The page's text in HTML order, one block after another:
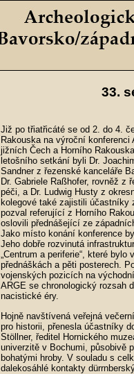
33.
Již po třiatřicáté se od 2. do 4.
Rakouska na výroční
jižních Čech a Horního
letošního setkání byli Dr.
Sandner z řezenské kanceláře
Dr. Gabriele Raßhofer, rovněž z
péči, a Dr. Ludwig Husty z
kolegové také zajistili účastníky
pozval referující z Horního
oslovili přednášející ze
Jako místo konání konference
Jeho dobře rozvinutá
„Centrum a periferie“, které
přednáškách a pěti posterech.
vojenských pozicích na
ARGE se chronologický rozsah
nacistické éry.
Hojně navštívená veřejná
pro historii, přenesla účastníky
Stöllner, ředitel Hornického
univerzitě v Bochumi, působivě
bohatými hroby. V souladu s
dalekosáhlé kontakty